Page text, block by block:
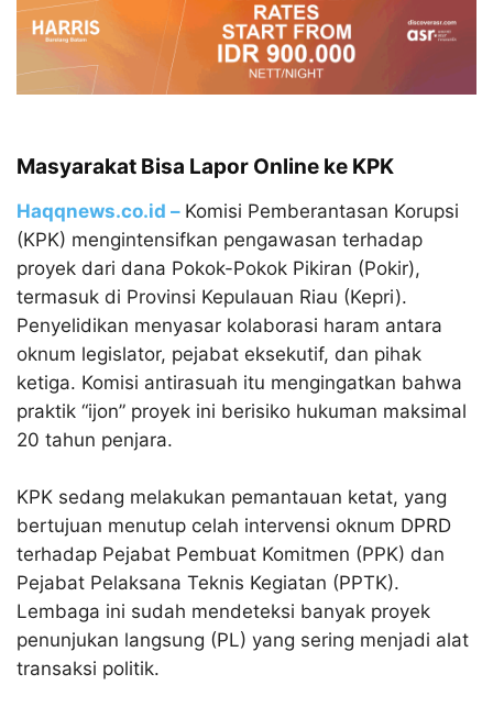
Masyarakat Bisa Lapor Online ke KPK
Haqqnews.co.id – Komisi Pemberantasan Korupsi
(KPK) mengintensifkan pengawasan terhadap
proyek dari dana Pokok-Pokok Pikiran (Pokir),
termasuk di Provinsi Kepulauan Riau (Kepri).
Penyelidikan menyasar kolaborasi haram antara
oknum legislator, pejabat eksekutif, dan pihak
ketiga. Komisi antirasuah itu mengingatkan bahwa
praktik “ijon” proyek ini berisiko hukuman maksimal
20 tahun penjara.
KPK sedang melakukan pemantauan ketat, yang
bertujuan menutup celah intervensi oknum DPRD
terhadap Pejabat Pembuat Komitmen (PPK) dan
Pejabat Pelaksana Teknis Kegiatan (PPTK).
Lembaga ini sudah mendeteksi banyak proyek
penunjukan langsung (PL) yang sering menjadi alat
transaksi politik.